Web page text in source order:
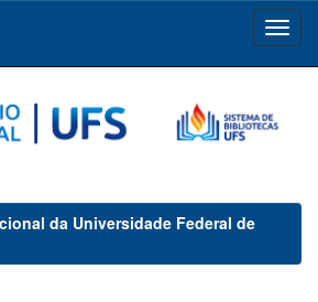
da Universidade Federal de